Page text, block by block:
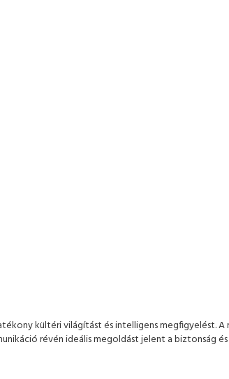
kültéri világítást és intelligens megfigyelést. A
révén ideális megoldást jelent a biztonság